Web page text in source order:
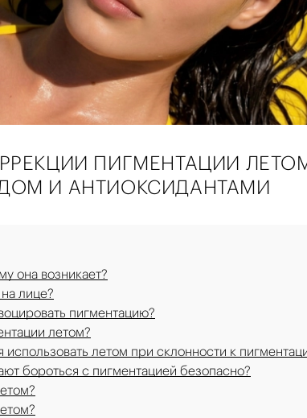
ПИГМЕНТАЦИИ
И АНТИОКСИДАНТАМИ
она возникает?
лице?
пигментацию?
летом?
летом при склонности к
бороться с пигментацией безопасно?